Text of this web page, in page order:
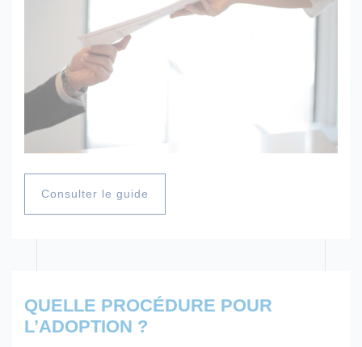
Consulter le guide
QUELLE PROCÉDURE POUR
L’ADOPTION ?